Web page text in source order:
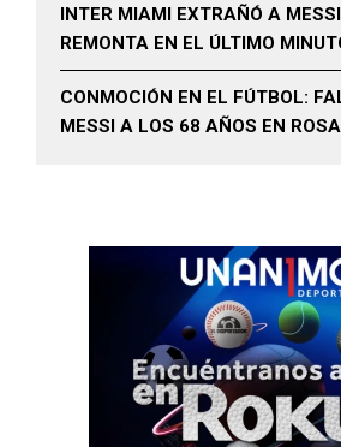
INTER MIAMI EXTRAÑÓ A
REMONTA EN EL ÚLTIMO
CONMOCIÓN EN EL FÚTBOL:
MESSI A LOS 68 AÑOS EN